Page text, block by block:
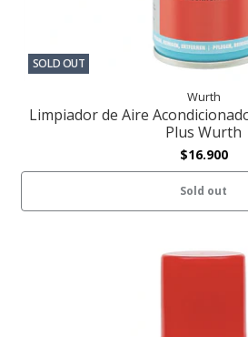
SOLD OUT
Wurth
Limpiador de Aire
Plus Wurth
$16.900
Sold out